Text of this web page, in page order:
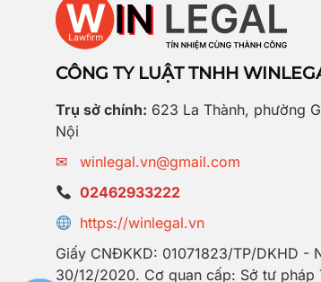
CÔNG TY LUẬT TNHH
Trụ sở chính: 623 La Thành, phường
Nội
✉
winlegal.vn@gmail.com
02462933222
https://winlegal.vn
Giấy CNĐKKD: 01071823/TP/DKHD -
30/12/2020. Cơ quan cấp: Sở tư pháp